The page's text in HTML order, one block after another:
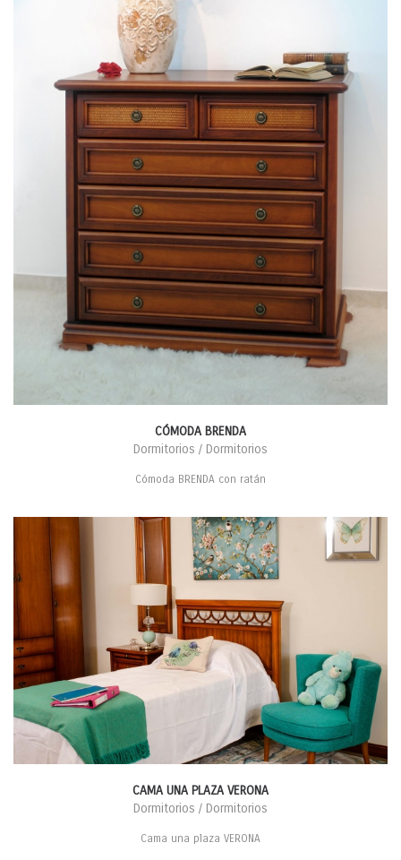
CÓMODA BRENDA
Dormitorios / Dormitorios
Cómoda BRENDA con ratán
CAMA UNA PLAZA VERONA
Dormitorios / Dormitorios
Cama una plaza VERONA